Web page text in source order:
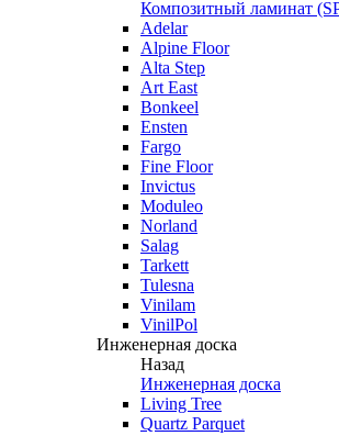
Композитный ламинат
Adelar
Alpine Floor
Alta Step
Art East
Bonkeel
Ensten
Fargo
Fine Floor
Invictus
Moduleo
Norland
Salag
Tarkett
Tulesna
Vinilam
VinilPol
Инженерная доска
Назад
Инженерная доска
Living Tree
Quartz Parquet